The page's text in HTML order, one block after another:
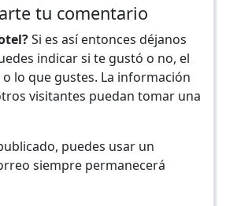
tu comentario
Si es así entonces déjanos
indicar si te gustó o no, el
lo que gustes. La información
visitantes puedan tomar una
puedes usar un
siempre permanecerá